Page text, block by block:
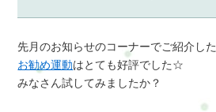
先月のお知らせのコーナーでご紹介した
お勧め運動はとても好評でした☆
みなさん試してみましたか？